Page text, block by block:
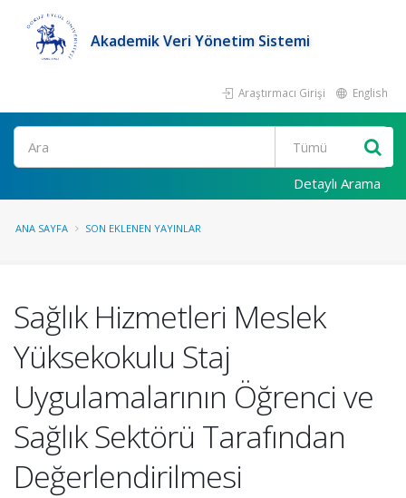
Akademik Veri Yönetim Sistemi
Araştırmacı Girişi English
Ara
Detaylı Arama
ANA SAYFA SON EKLENEN YAYINLAR
Sağlık Hizmetleri Meslek
Yüksekokulu Staj
Uygulamalarının Öğrenci ve
Sağlık Sektörü Tarafından
Değerlendirilmesi